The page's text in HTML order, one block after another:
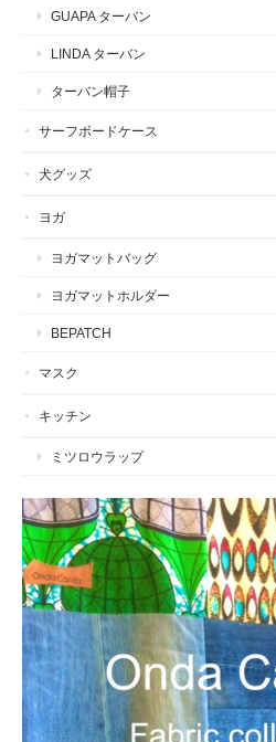
GUAPA ターバン
LINDA ターバン
ターバン帽子
サーフボードケース
犬グッズ
ヨガ
ヨガマットバッグ
ヨガマットホルダー
BEPATCH
マスク
キッチン
ミツロウラップ